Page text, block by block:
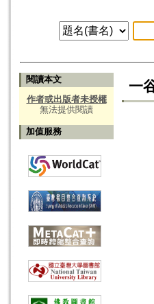
閱讀本文
作者或出版者未授權
無法提供閱讀
加值服務
一